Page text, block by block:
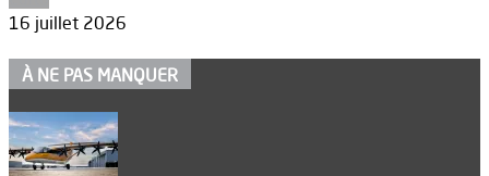
16 juillet 2026
À NE PAS MANQUER